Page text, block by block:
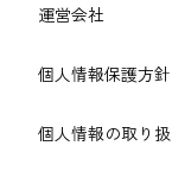
運営会社
個人情報保護方針
個人情報の取り